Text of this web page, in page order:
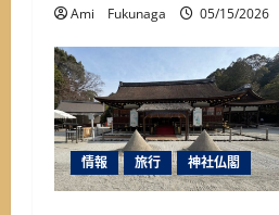
Ami Fukunaga 05/15/2026
情報 旅行 神社仏閣